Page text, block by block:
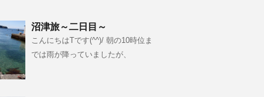
沼津旅～二日目～
こんにちはTです(^^)/ 朝の10時位ま
では雨が降っていましたが、